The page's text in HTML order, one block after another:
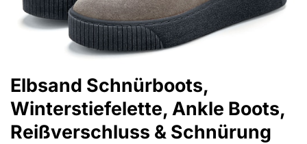
Elbsand Schnürboots,
Winterstiefelette, Ankle Boots,
Reißverschluss & Schnürung